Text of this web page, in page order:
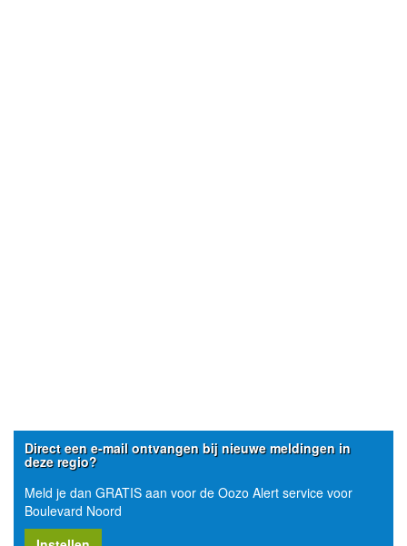
Direct een e-mail ontvangen bij nieuwe meldingen in
deze regio?
Meld je dan GRATIS aan voor de Oozo Alert service voor
Boulevard Noord